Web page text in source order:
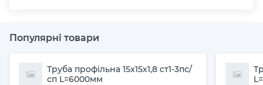
Популярні товари
Труба профільна 15х15х1,8 ст1-3пс/
сп L=6000мм